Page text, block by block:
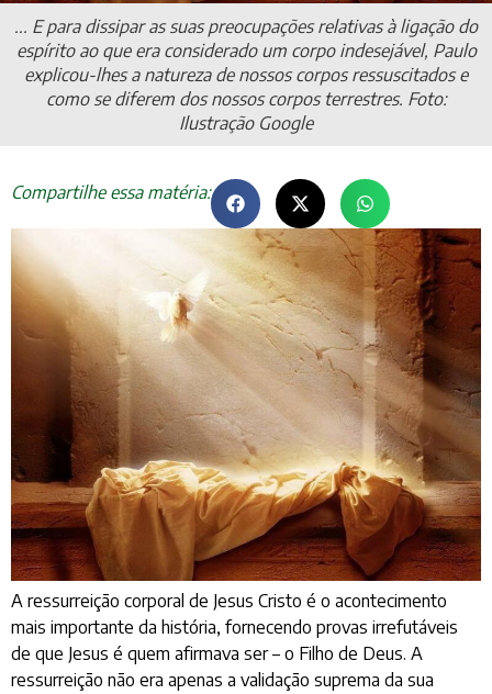
... E para dissipar as suas preocupações relativas à ligação do
espírito ao que era considerado um corpo indesejável, Paulo
explicou-lhes a natureza de nossos corpos ressuscitados e
como se diferem dos nossos corpos terrestres. Foto:
Ilustração Google
Compartilhe essa matéria:
A ressurreição corporal de Jesus Cristo é o acontecimento
mais importante da história, fornecendo provas irrefutáveis
de que Jesus é quem afirmava ser – o Filho de Deus. A
ressurreição não era apenas a validação suprema da sua